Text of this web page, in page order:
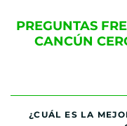
PREGUNTAS
CANCÚN
¿CUÁL ES LA